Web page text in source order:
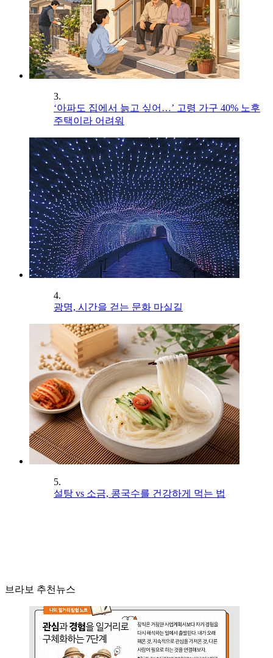
3.
‘아파도 집에서 늙고 싶어…’ 고령 가구 40% 노후
주택이라 어려워
4.
광명, 시간을 걷는 문화 마실길
5.
설탕 vs 소금, 콩국수를 건강하게 먹는 법
브라보 추천뉴스